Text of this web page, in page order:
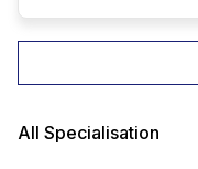
All Specialisation